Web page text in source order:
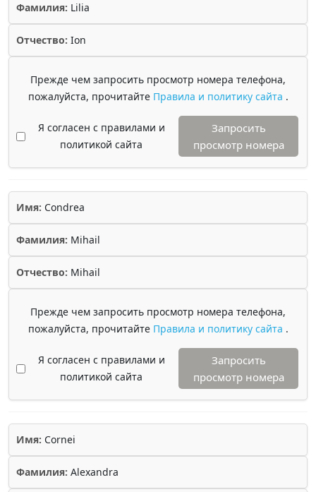
Фамилия: Lilia
Отчество: Ion
Прежде чем запросить просмотр номера телефона,
пожалуйста, прочитайте Правила и политику сайта .
Я согласен с правилами и
политикой сайта
Запросить
просмотр номера
Имя: Condrea
Фамилия: Mihail
Отчество: Mihail
Прежде чем запросить просмотр номера телефона,
пожалуйста, прочитайте Правила и политику сайта .
Я согласен с правилами и
политикой сайта
Запросить
просмотр номера
Имя: Cornei
Фамилия: Alexandra